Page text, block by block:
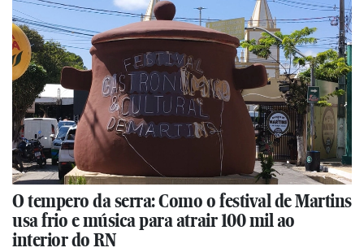
O tempero da serra: Como o festival de Martins
usa frio e música para atrair 100 mil ao
interior do RN